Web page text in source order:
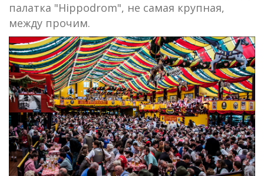
палатка "Hippodrom", не самая крупная,
между прочим.